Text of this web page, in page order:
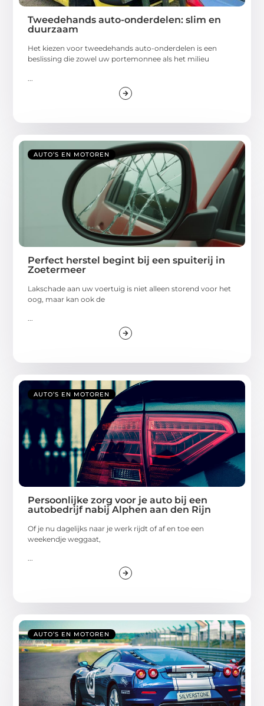
Tweedehands auto-onderdelen: slim en
duurzaam
Het kiezen voor tweedehands auto-onderdelen is een
beslissing die zowel uw portemonnee als het milieu
AUTO’S EN MOTOREN
Perfect herstel begint bij een spuiterij in
Zoetermeer
Lakschade aan uw voertuig is niet alleen storend voor het
oog, maar kan ook de
AUTO’S EN MOTOREN
Persoonlijke zorg voor je auto bij een
autobedrijf nabij Alphen aan den Rijn
Of je nu dagelijks naar je werk rijdt of af en toe een
weekendje weggaat,
...
AUTO’S EN MOTOREN